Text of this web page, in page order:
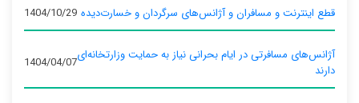
قطع اینترنت و مسافران و آژانس‌های سرگردان و خسارت‌دیده 1404/10/29
آژانس‌های مسافرتی در ایام بحرانی نیاز به حمایت وزارتخانه‌ای
دارند
1404/04/07